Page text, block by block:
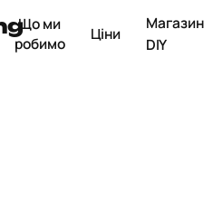
Що ми
робимо
Ціни
Магазин
DIY